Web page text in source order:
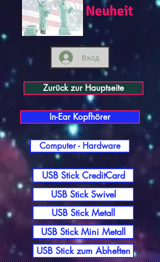
Neuheit
Вход
Zurück zur Hauptseite
In-Ear Kopfhörer
Computer - Hardware
USB Stick CreditCard
USB Stick Swivel
USB Stick Metall
USB Stick Mini Metall
USB Stick zum Abheften